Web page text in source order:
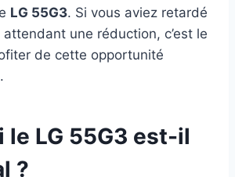
LG 55G3. Si vous aviez retardé
une réduction, c’est le
de cette opportunité
le LG 55G3 est-il
?